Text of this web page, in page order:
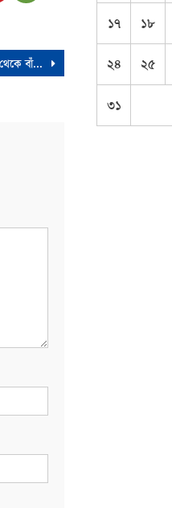
ছেলে-মেয়ের নির্যাতন থেকে বাঁচতে আদালতে ৭২ বছরের বৃদ্ধা
১৭ ১৮
২৪ ২৫
৩১